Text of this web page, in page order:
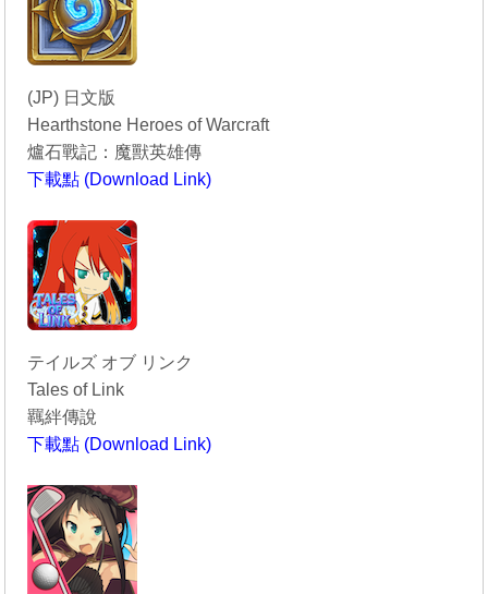
(JP) 日文版
Hearthstone Heroes of Warcraft
爐石戰記：魔獸英雄傳
下載點 (Download Link)
テイルズ オブ リンク
Tales of Link
羈絆傳說
下載點 (Download Link)